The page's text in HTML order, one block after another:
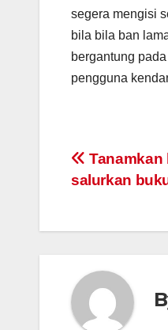
segera mengisi
bila bila ban
bergantung
pengguna
Post
Tanamkan
salurkan